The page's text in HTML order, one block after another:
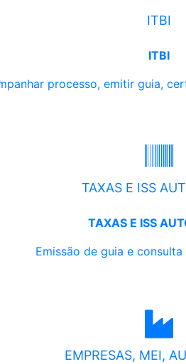
ITBI
ITBI
processo, emitir guia,
TAXAS E ISS
TAXAS E ISS
Emissão de guia e
EMPRESAS, MEI,